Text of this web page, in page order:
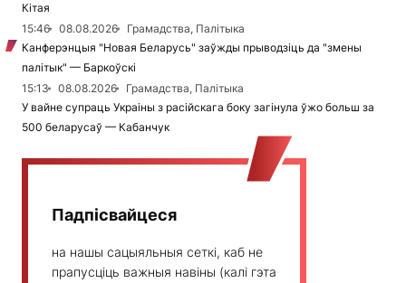
Кітая
15:46
08.08.2026
Грамадства, Палітыка
Канферэнцыя "Новая Беларусь" заўжды прыводзіць да "змены
палітык" — Баркоўскі
15:13
08.08.2026
Грамадства, Палітыка
У вайне супраць Украіны з расійскага боку загінула ўжо больш за
500 беларусаў — Кабанчук
Падпісвайцеся
на нашы сацыяльныя сеткі, каб не
прапусціць важныя навіны (калі гэта